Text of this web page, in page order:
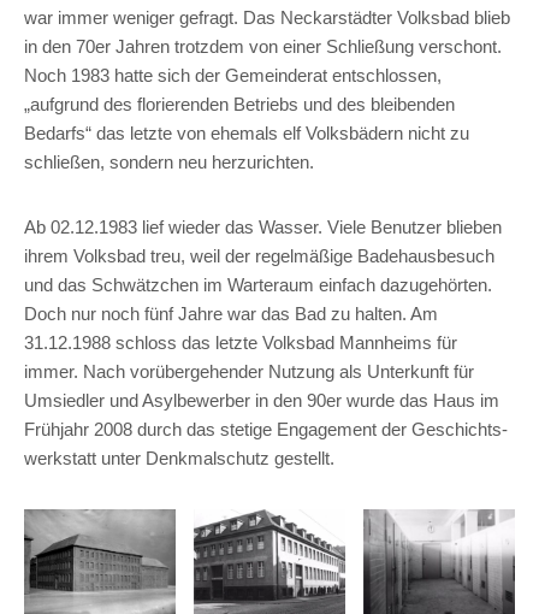
war immer weniger gefragt. Das Neckarstädter Volksbad blieb
in den 70er Jahren trotzdem von einer Schließung verschont.
Noch 1983 hatte sich der Gemeinderat entschlos­sen,
„aufgrund des florierenden Betriebs und des bleibenden
Bedarfs“ das letzte von ehemals elf Volksbädern nicht zu
schließen, sondern neu herzurichten.
Ab 02.12.1983 lief wieder das Wasser. Viele Benutzer blieben
ihrem Volksbad treu, weil der regel­mäßige Badehausbesuch
und das Schwätzchen im Warteraum einfach dazugehörten.
Doch nur noch fünf Jahre war das Bad zu halten. Am
31.12.1988 schloss das letzte Volksbad Mannheims für
immer. Nach vorübergehender Nutzung als Unterkunft für
Umsiedler und Asylbewerber in den 90er wurde das Haus im
Frühjahr 2008 durch das stetige Engagement der Geschichts­
werkstatt unter Denkmalschutz gestellt.